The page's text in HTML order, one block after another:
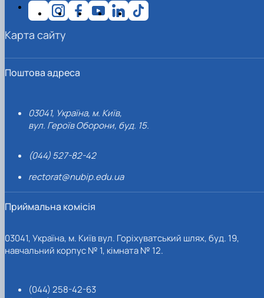
Поштова адреса
03041, Україна, м. Київ,
вул. Героїв Оборони, буд. 15.
(044) 527-82-42
rectorat@nubip.edu.ua
Приймальна комісія
03041, Україна, м. Київ вул. Горіхуватський шлях, буд. 19,
навчальний корпус № 1, кімната № 12.
(044) 258-42-63
Карта сайту